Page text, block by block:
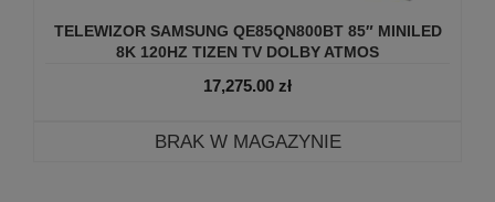
TELEWIZOR SAMSUNG QE85QN800BT 85″ MINILED
8K 120HZ TIZEN TV DOLBY ATMOS
17,275.00 zł
BRAK W MAGAZYNIE